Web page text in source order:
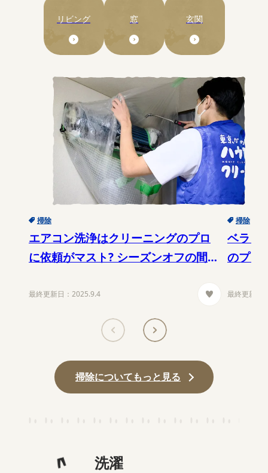
リビング 窓 玄関
掃除
エアコン洗浄はクリーニングのプロ
に依頼がマスト? シーズンオフの間に
最終更新日： 2025.9.4
掃除
ベラン
のプロ
最終更新日
掃除についてもっと見る
洗濯